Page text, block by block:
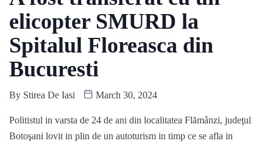
elicopter SMURD la
Spitalul Floreasca din
Bucuresti
By Stirea De Iasi March 30, 2024
Politistul in varsta de 24 de ani din localitatea Flămânzi, judeţul
Botoşani lovit in plin de un autoturism in timp ce se afla in